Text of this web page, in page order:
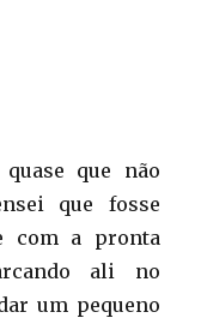
que não
que fosse
com a pronta
ali no
um pequeno